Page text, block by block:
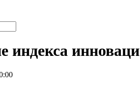
индекса